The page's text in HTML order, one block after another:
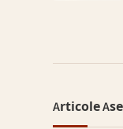
Articole